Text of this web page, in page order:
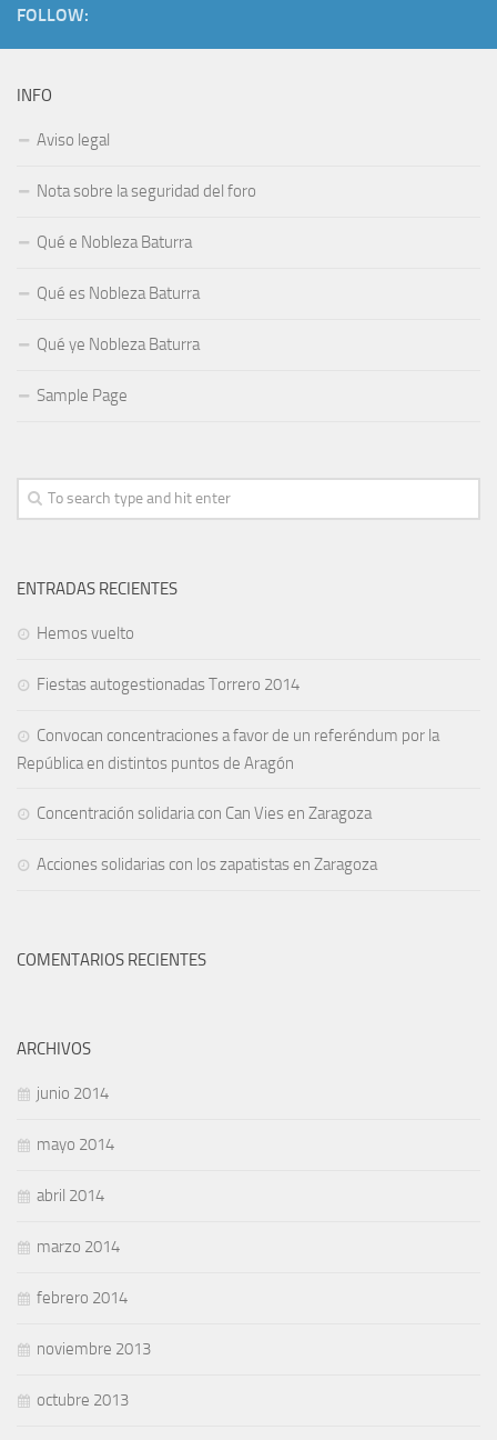
FOLLOW:
INFO
Aviso legal
Nota sobre la seguridad del foro
Qué e Nobleza Baturra
Qué es Nobleza Baturra
Qué ye Nobleza Baturra
Sample Page
ENTRADAS RECIENTES
Hemos vuelto
Fiestas autogestionadas Torrero 2014
Convocan concentraciones a favor de un referéndum por la
República en distintos puntos de Aragón
Concentración solidaria con Can Vies en Zaragoza
Acciones solidarias con los zapatistas en Zaragoza
COMENTARIOS RECIENTES
ARCHIVOS
junio 2014
mayo 2014
abril 2014
marzo 2014
febrero 2014
noviembre 2013
octubre 2013